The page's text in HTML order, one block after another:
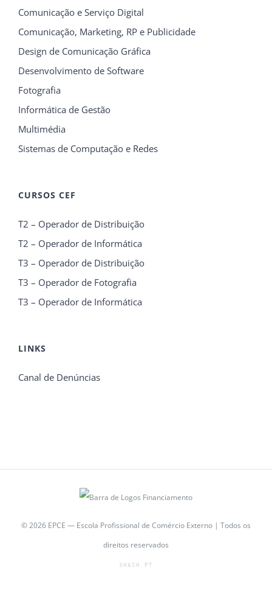
Comunicação e Serviço Digital
Comunicação, Marketing, RP e Publicidade
Design de Comunicação Gráfica
Desenvolvimento de Software
Fotografia
Informática de Gestão
Multimédia
Sistemas de Computação e Redes
CURSOS CEF
T2 – Operador de Distribuição
T2 – Operador de Informática
T3 – Operador de Distribuição
T3 – Operador de Fotografia
T3 – Operador de Informática
LINKS
Canal de Denúncias
© 2026 EPCE — Escola Profissional de Comércio Externo | Todos os
direitos reservados
3HASH.PT